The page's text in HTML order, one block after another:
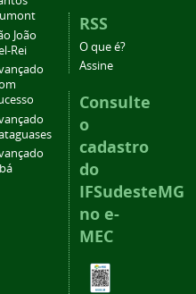
João
Rei
RSS
O que é?
Assine
Consulte
o
cadastro
do
IFSudesteMG
no e-
MEC